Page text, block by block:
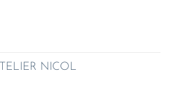
NICOL